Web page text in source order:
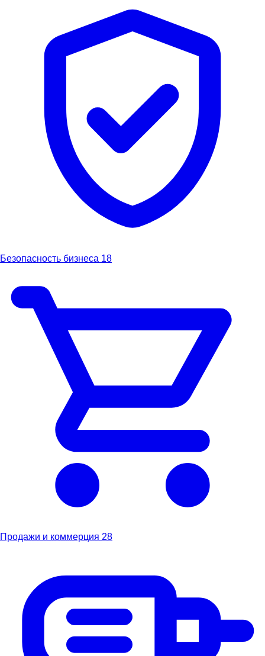
Безопасность бизнеса 18
Продажи и коммерция 28